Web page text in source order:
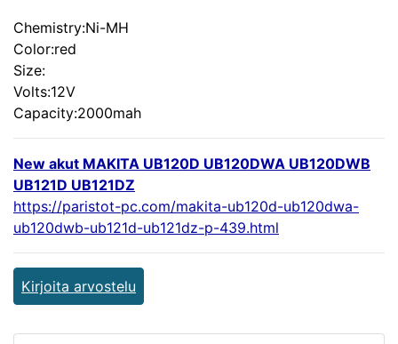
Chemistry:Ni-MH
Color:red
Size:
Volts:12V
Capacity:2000mah
New akut MAKITA UB120D UB120DWA UB120DWB
UB121D UB121DZ
https://paristot-pc.com/makita-ub120d-ub120dwa-
ub120dwb-ub121d-ub121dz-p-439.html
Kirjoita arvostelu